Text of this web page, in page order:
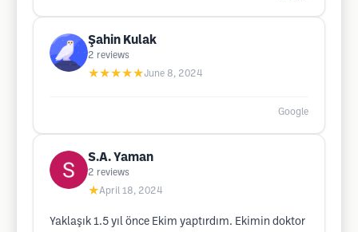
Şahin Kulak
2 reviews
★★★★★June 8, 2024
Google
S.A. Yaman
2 reviews
★April 18, 2024
Yaklaşık 1.5 yıl önce Ekim yaptırdım. Ekimin doktor